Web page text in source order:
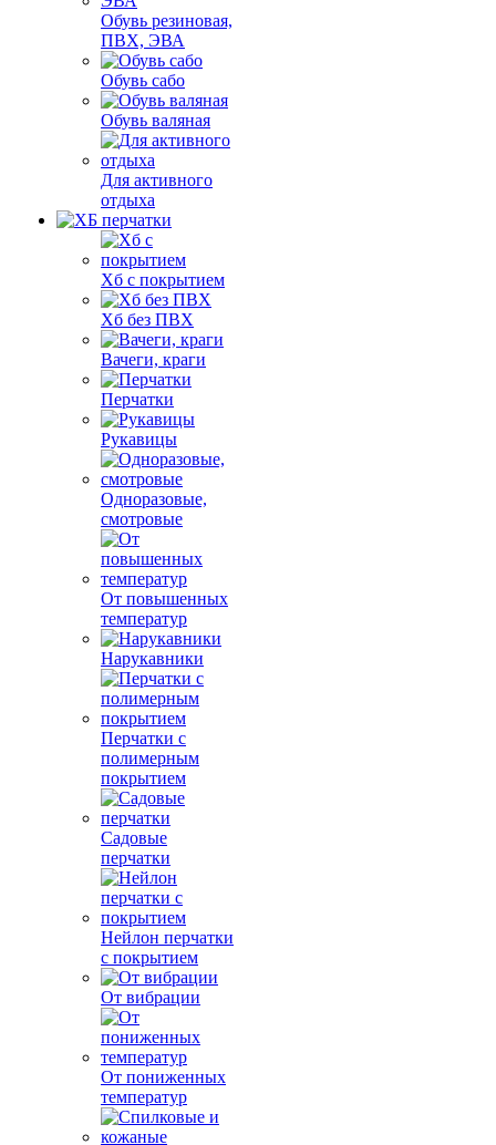
Обувь резиновая,
ПВХ, ЭВА
Обувь сабо
Обувь валяная
Для активного
отдыха
Хб с покрытием
Хб без ПВХ
Вачеги, краги
Перчатки
Рукавицы
Одноразовые,
смотровые
От повышенных
температур
Нарукавники
Перчатки с
полимерным
покрытием
Садовые
перчатки
Нейлон перчатки
с покрытием
От вибрации
От пониженных
температур